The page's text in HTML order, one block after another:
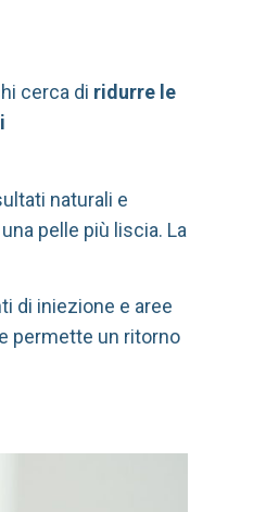
cerca di ridurre le
naturali e
pelle più liscia. La
di iniezione e aree
permette un ritorno